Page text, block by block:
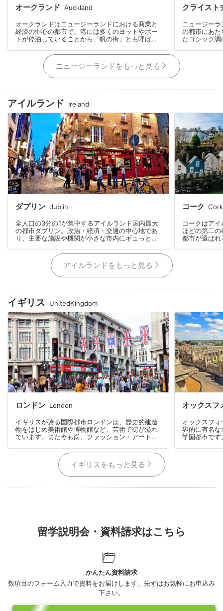
オークランド Auckland
オークランドはニュージーランドにおける商業と
経済の中心の都市で、港には多くのヨットやボー
トが停泊していることから「帆の街」とも呼ばれ
クライスト
ニュージー
の都市にあ
たゴシック
ニュージーランドをもっと見る
アイルランド Ireland
ダブリン dublin
全人口の3分の1が集中するアイルランド国内最大
の都市ダブリン。政治・経済・交通の中心地であ
り、主要な施設や機関が小さな市内にギュっと詰
行けば広大な森や草原が広がり、自然豊かな風景
が溢れ、都市部と大自然が融合するバランスの取
れた街です。
コーク Cork
コークはア
ほどの第二
都市が選ば
美しい自然が
アイルランドをもっと見る
イギリス UnitedKingdom
ロンドン London
イギリスが誇る国際都市ロンドンは、歴史的建造
物をはじめ美術館や博物館など、芸術で街が溢れ
ています。また今も尚、ファッション・アート・
世界中に新しい価値を発信している都市としても
オックスフ
オックスフ
界的に有名
学園都市で
イギリスをもっと見る
留学説明会・資料請求はこちら
かんたん資料請求
数項目のフォーム入力で資料をお届けします。先ずはお気軽にお申込み
下さい。